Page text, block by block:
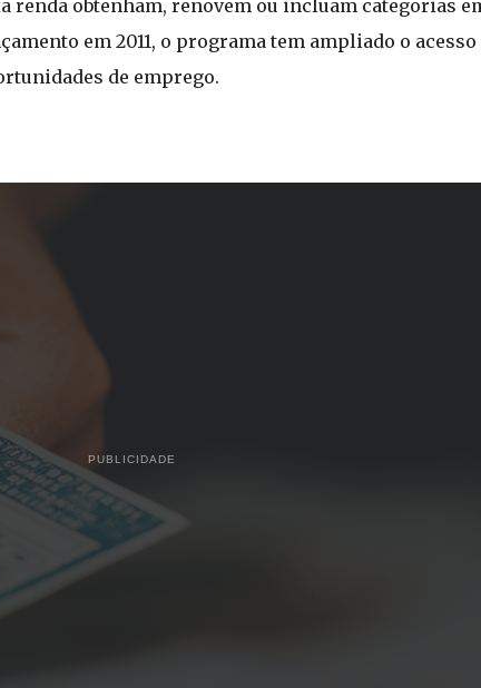
obtenham, renovem ou incluam categorias
em 2011, o programa tem ampliado o
de emprego.
PUBLICIDADE